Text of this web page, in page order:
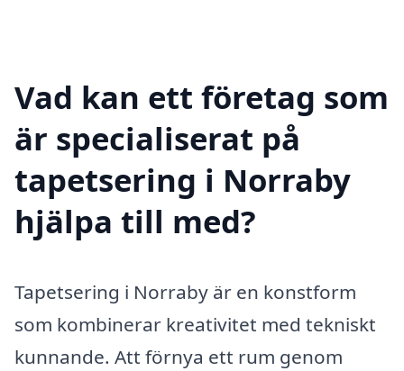
Vad kan ett företag som
är specialiserat på
tapetsering i Norraby
hjälpa till med?
Tapetsering i Norraby är en konstform
som kombinerar kreativitet med tekniskt
kunnande. Att förnya ett rum genom